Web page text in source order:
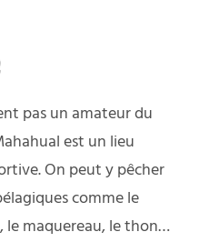
pas un amateur du
est un lieu
On peut y pêcher
comme le
le maquereau, le thon…